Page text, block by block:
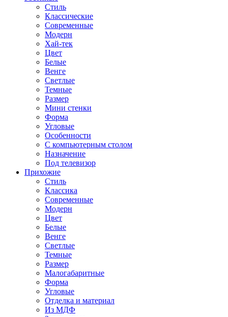
Стиль
Классические
Современные
Модерн
Хай-тек
Цвет
Белые
Венге
Светлые
Темные
Размер
Мини стенки
Форма
Угловые
Особенности
С компьютерным столом
Назначение
Под телевизор
Прихожие
Стиль
Классика
Современные
Модерн
Цвет
Белые
Венге
Светлые
Темные
Размер
Малогабаритные
Форма
Угловые
Отделка и материал
Из МДФ